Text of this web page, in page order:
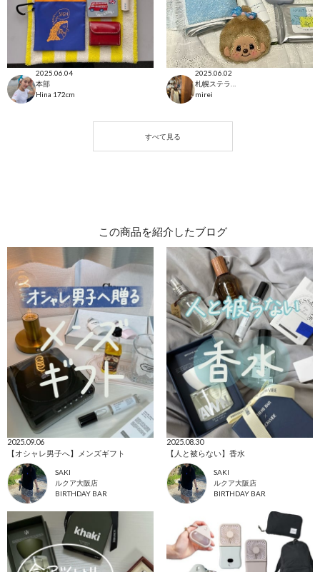
2025.06.04
本部
Hina 172cm
2025.06.02
mirei
この商品を紹介したブログ
2025.09.06
【オシャレ男子へ】メンズギフト
SAKI
ルクア大阪店
BIRTHDAY BAR
2025.08.30
【人と被らない】香水
SAKI
ルクア大阪店
BIRTHDAY BAR